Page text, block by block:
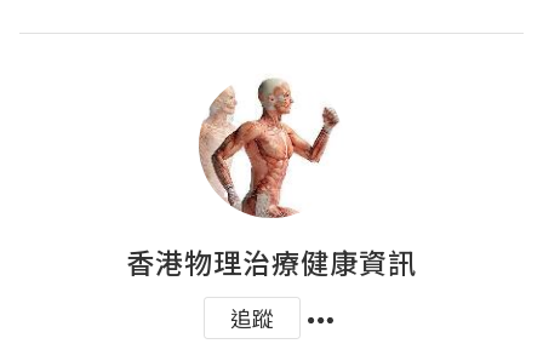
香港物理治療健康資訊
追蹤